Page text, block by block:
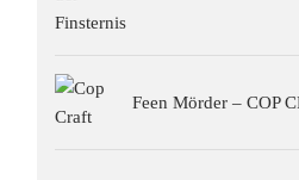
Feen Mörder – COP